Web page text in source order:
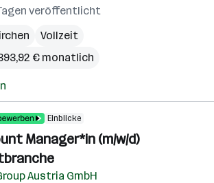
veröffentlicht
Vollzeit
€ monatlich
Einblicke
Manager*in (m/w/d)
Austria GmbH